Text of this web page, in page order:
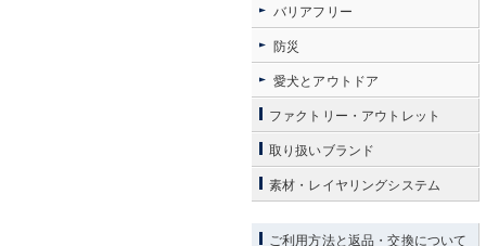
バリアフリー
防災
愛犬とアウトドア
ファクトリー・アウトレット
取り扱いブランド
素材・レイヤリングシステム
ご利用方法と返品・交換について